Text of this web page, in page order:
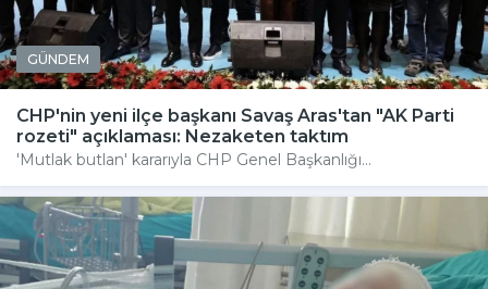
GÜNDEM
CHP'nin yeni ilçe başkanı Savaş Aras'tan "AK Parti
rozeti" açıklaması: Nezaketen taktım
'Mutlak butlan' kararıyla CHP Genel Başkanlığı...